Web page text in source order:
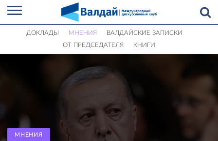
ДОКЛАДЫ МНЕНИЯ
ВАЛДАЙСКИЕ ЗАПИСКИ
ОТ ПРЕДСЕДАТЕЛЯ
КНИГИ
МНЕНИЯ